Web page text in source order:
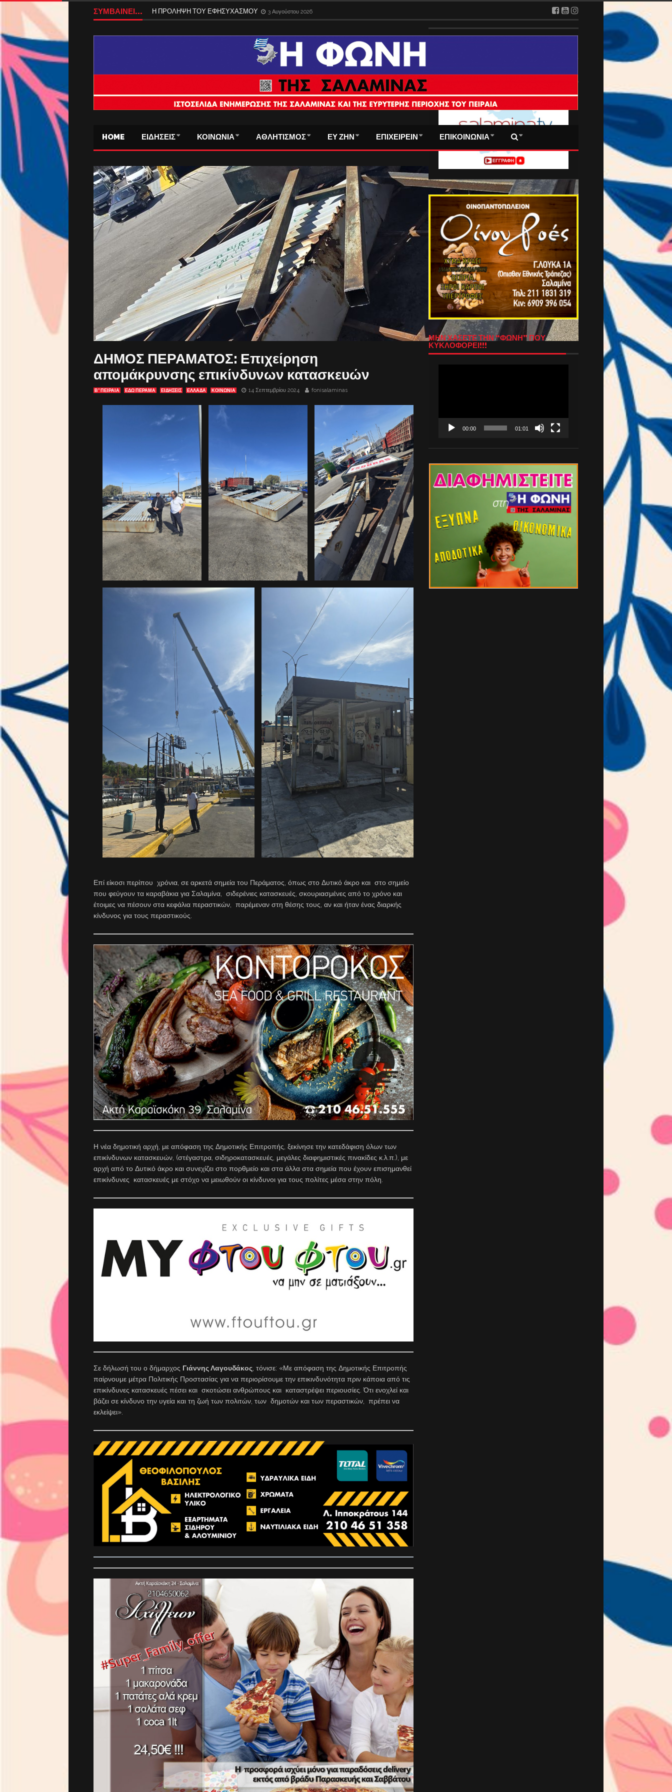
ΣΥΜΒΑΙΝΕΙ...
Η ΠΡΟΛΗΨΗ ΤΟΥ ΕΦΗΣΥΧΑΣΜΟΥ 3 Αυγούστου 2026
ΒΑΣΩ ΜΠΟΓΡΗ-Η ΣΑΛΑΜΙΝΑ ΔΕΝ ΑΝΤΕΧΕΙ ΑΛΛΗ ΥΠΟΒΑΘΜΙΣΗ
HOME ΕΙΔΗΣΕΙΣ ΚΟΙΝΩΝΙΑ ΑΘΛΗΤΙΣΜΟΣ ΕΥ ΖΗΝ ΕΠΙΧΕΙΡΕΙΝ ΕΠΙΚΟΙΝΩΝΙΑ
ΔΗΜΟΣ ΠΕΡΑΜΑΤΟΣ: Επιχείρηση
απομάκρυνσης επικίνδυνων κατασκευών
Β' ΠΕΙΡΑΙΑ ΕΔΩ ΠΕΡΑΜΑ ΕΙΔΗΣΕΙΣ ΕΛΛΑΔΑ ΚΟΙΝΩΝΙΑ 14 Σεπτεμβρίου 2024 fonisalaminas
Επί είκοσι περίπου χρόνια, σε αρκετά σημεία του Περάματος, όπως στο Δυτικό άκρο και στο σημείο
που φεύγουν τα καραβάκια για Σαλαμίνα, σιδερένιες κατασκευές, σκουριασμένες από το χρόνο και
έτοιμες να πέσουν στα κεφάλια περαστικών, παρέμεναν στη θέσης τους, αν και ήταν ένας διαρκής
κίνδυνος για τους περαστικούς.
Η νέα δημοτική αρχή, με απόφαση της Δημοτικής Επιτροπής, ξεκίνησε την κατεδάφιση όλων των
επικίνδυνων κατασκευών, (στέγαστρα, σιδηροκατασκευές, μεγάλες διαφημιστικές πινακίδες κ.λ.π.), με
αρχή από το Δυτικό άκρο και συνεχίζει στο πορθμείο και στα άλλα στα σημεία που έχουν επισημανθεί
επικίνδυνες κατασκευές με στόχο να μειωθούν οι κίνδυνοι για τους πολίτες μέσα στην πόλη.
Σε δήλωσή του ο δήμαρχος Γιάννης Λαγουδάκος , τόνισε: «Με απόφαση της Δημοτικής Επιτροπής
παίρνουμε μέτρα Πολιτικής Προστασίας για να περιορίσουμε την επικινδυνότητα πριν κάποια από τις
επικίνδυνες κατασκευές πέσει και σκοτώσει ανθρώπους και καταστρέψει περιουσίες. Ότι ενοχλεί και
βάζει σε κίνδυνο την υγεία και τη ζωή των πολιτών, των δημοτών και των περαστικών, πρέπει να
εκλείψει».
ΜΗΝ ΧΑΣΕΤΕ ΤΗΝ “ΦΩΝΗ” ΠΟΥ
ΚΥΚΛΟΦΟΡΕΙ!!!
00:00 01:01